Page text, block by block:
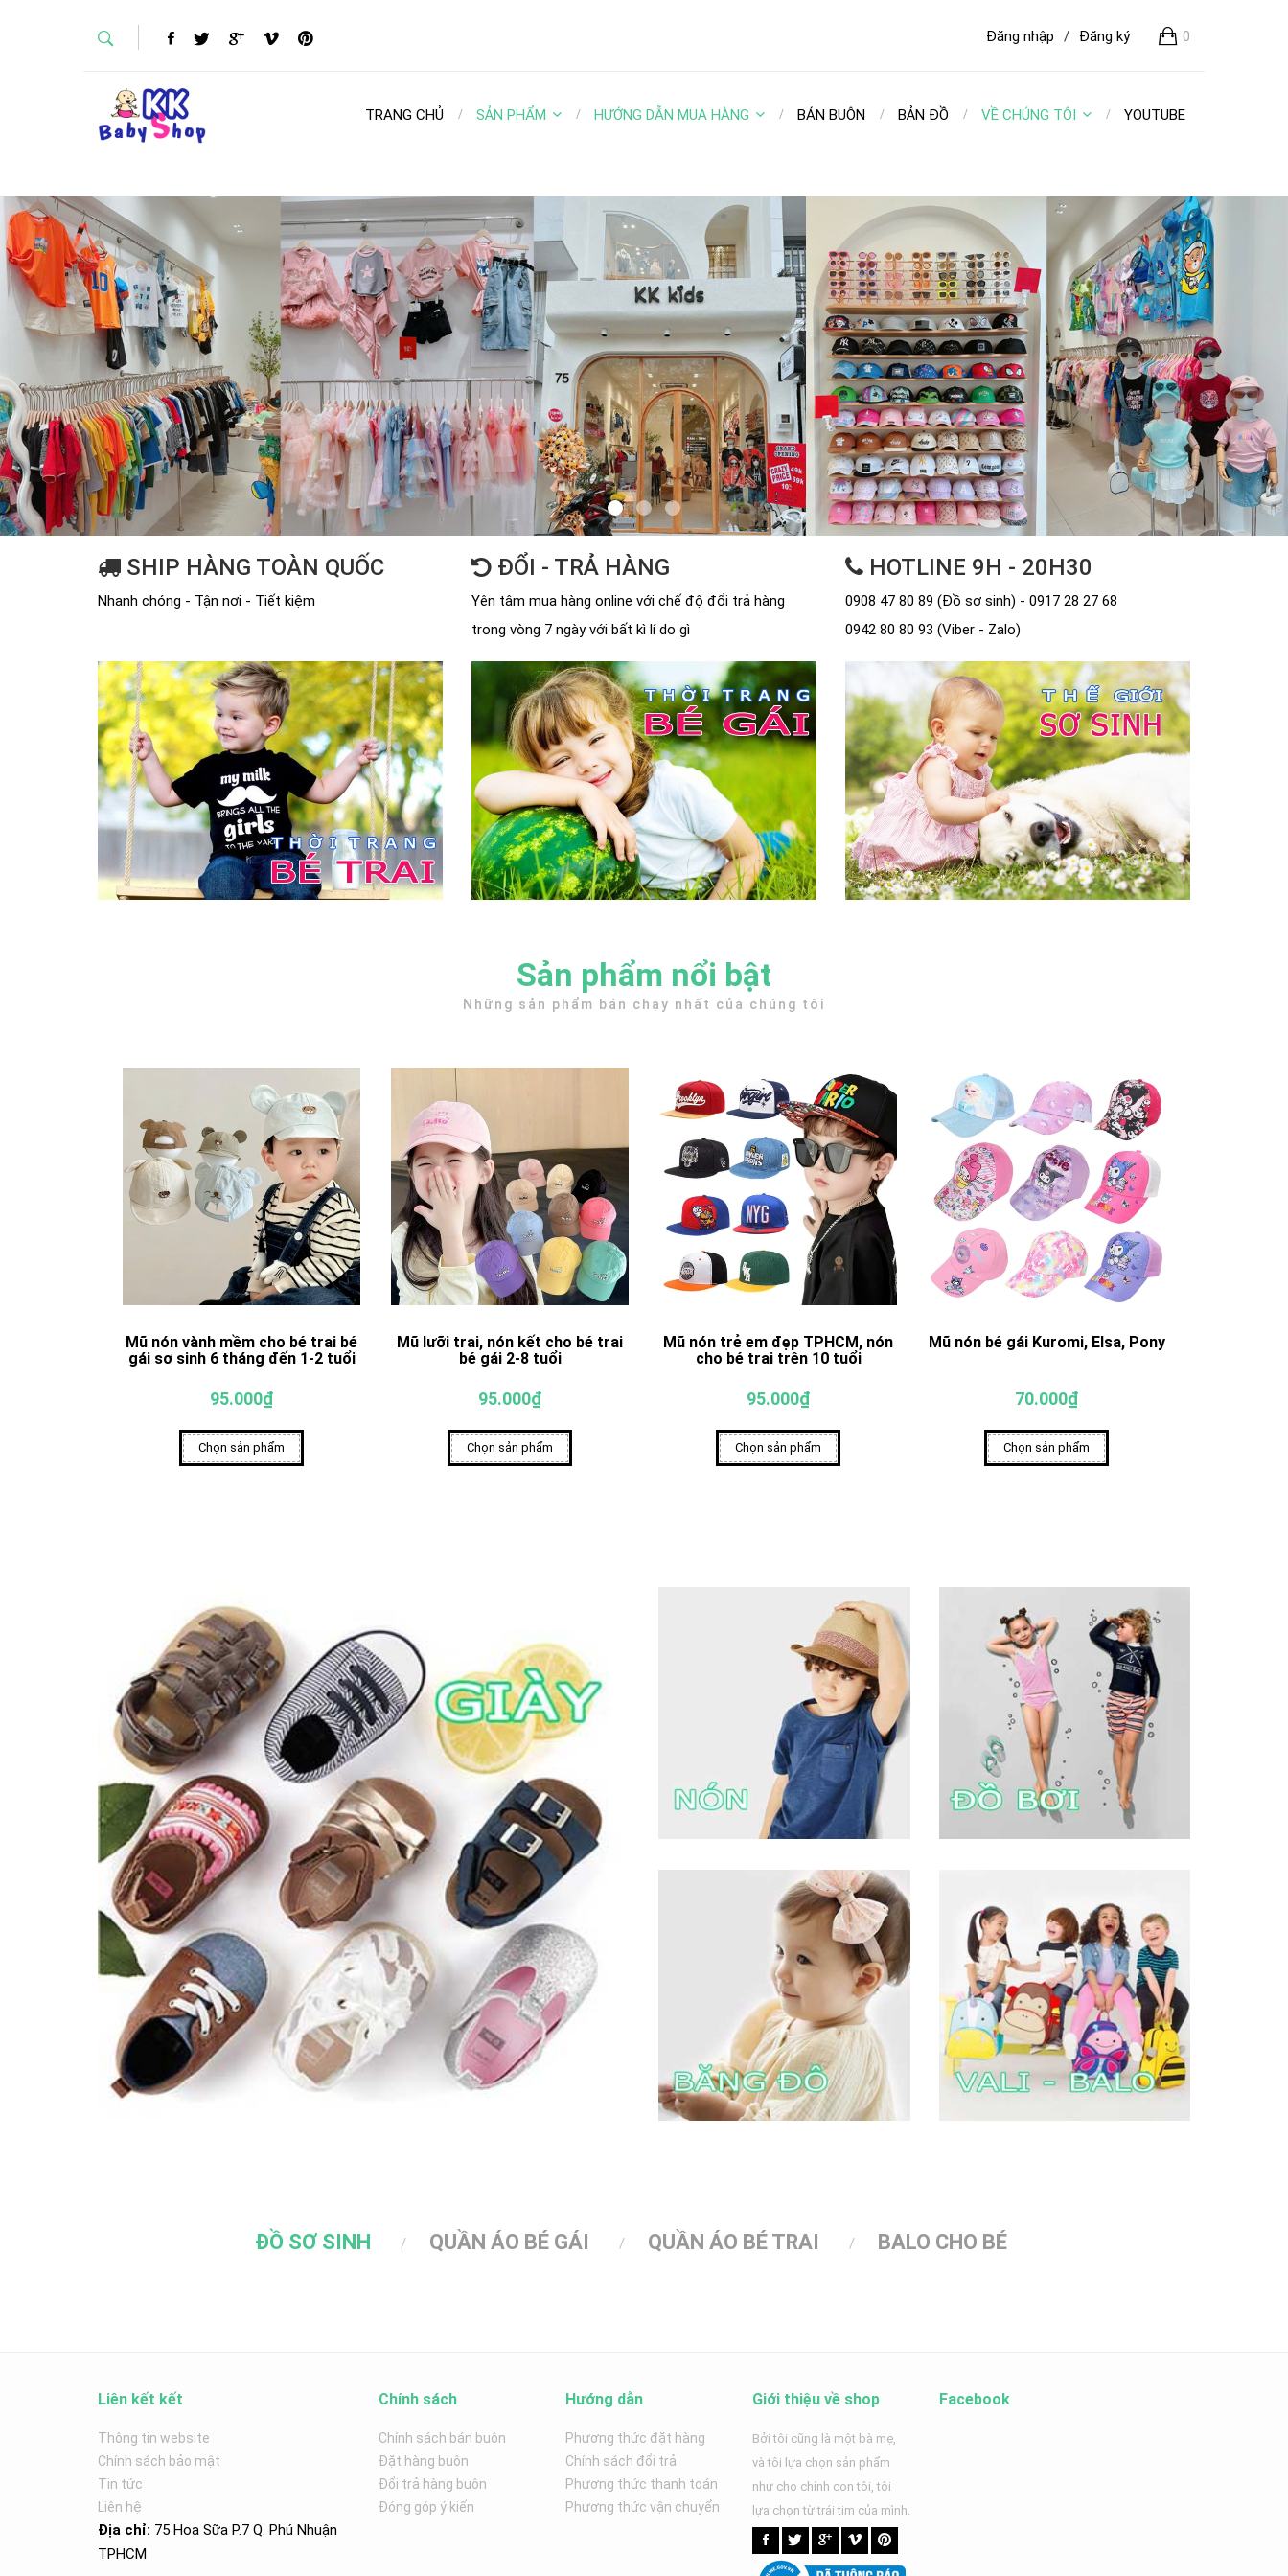
0
Đăng ký
/
Đăng nhập
TRANG CHỦ SẢN PHẨM HƯỚNG DẪN MUA HÀNG BÁN BUÔN BẢN ĐỒ VỀ CHÚNG TÔI YOUTUBE
SHIP HÀNG TOÀN QUỐC
Nhanh chóng - Tận nơi - Tiết kiệm
ĐỔI - TRẢ HÀNG
Yên tâm mua hàng online với chế độ đổi trả hàng
trong vòng 7 ngày với bất kì lí do gì
HOTLINE 9H - 20H30
0908 47 80 89 (Đồ sơ sinh) - 0917 28 27 68
0942 80 80 93 (Viber - Zalo)
Sản phẩm nổi bật
Những sản phẩm bán chạy nhất của chúng tôi
Mũ nón vành mềm cho bé trai bé
gái sơ sinh 6 tháng đến 1-2 tuổi
95.000₫
Chọn sản phẩm
Mũ lưỡi trai, nón kết cho bé trai
bé gái 2-8 tuổi
95.000₫
Chọn sản phẩm
Mũ nón trẻ em đẹp TPHCM, nón
cho bé trai trên 10 tuổi
95.000₫
Chọn sản phẩm
Mũ nón bé gái Kuromi, Elsa, Pony
70.000₫
Chọn sản phẩm
ĐỒ SƠ SINH QUẦN ÁO BÉ GÁI QUẦN ÁO BÉ TRAI BALO CHO BÉ
Liên kết kết
Thông tin website
Chính sách bảo mật
Tin tức
Liên hệ
Địa chỉ: 75 Hoa Sữa P.7 Q. Phú Nhuận
TPHCM
Chính sách
Chính sách bán buôn
Đặt hàng buôn
Đổi trả hàng buôn
Đóng góp ý kiến
Hướng dẫn
Phương thức đặt hàng
Chính sách đổi trả
Phương thức thanh toán
Phương thức vận chuyển
Giới thiệu về shop
Bởi tôi cũng là một bà mẹ,
và tôi lựa chọn sản phẩm
như cho chính con tôi, tôi
lựa chọn từ trái tim của mình.
Facebook